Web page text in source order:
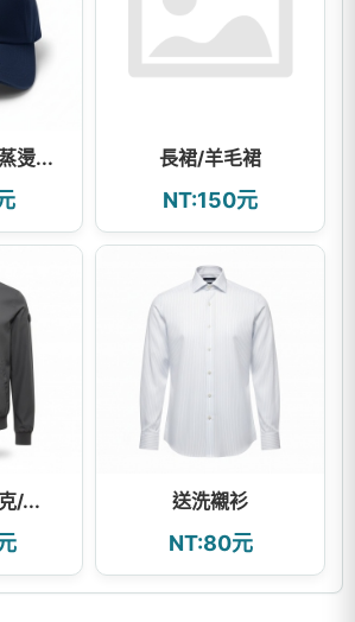
燙... 長裙/羊毛裙
NT:150元
/... 送洗襯衫
NT:80元